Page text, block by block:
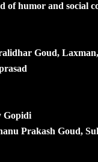
of humor and social
Goud,
Gopidi
Prakash Goud,